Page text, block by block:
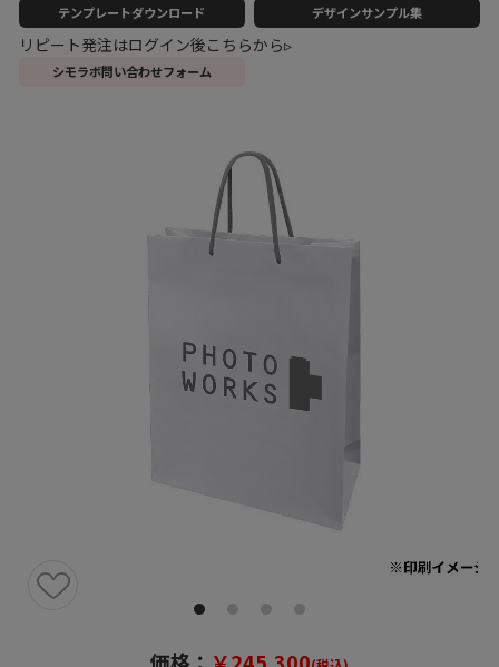
テンプレートダウンロード
デザインサンプル集
リピート発注はログイン後こちらから▹
シモラボ問い合わせフォーム